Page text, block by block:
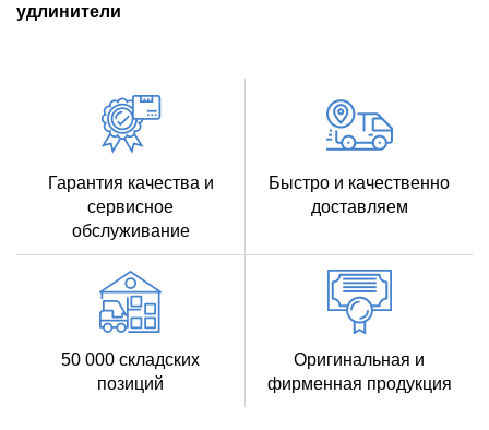
удлинители
Гарантия качества и
сервисное
обслуживание
Быстро и качественно
доставляем
50 000 складских
позиций
Оригинальная и
фирменная продукция